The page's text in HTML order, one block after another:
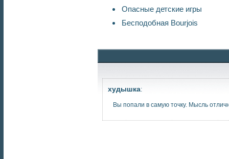
Опасные детские игры
Бесподобная Bourjois
худышка:
Вы попали в самую точку. Мысль